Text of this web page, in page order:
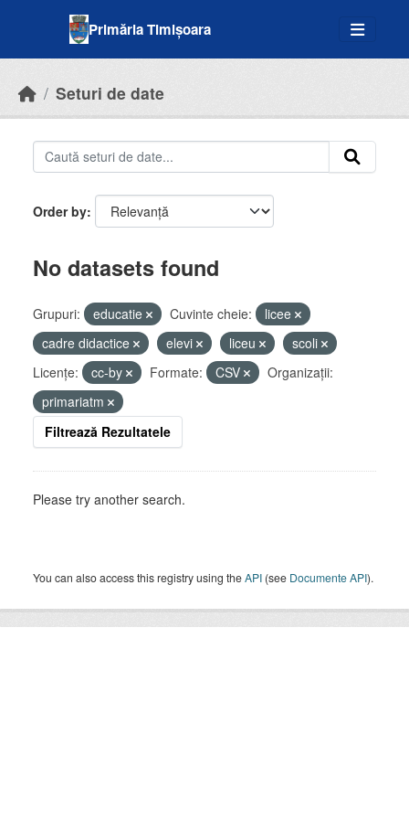
Primăria Timișoara
Seturi de date
Order by
No datasets found
Grupuri: educatie Cuvinte cheie:
licee
cadre didactice
elevi liceu
scoli
Licenţe:
cc-by Formate: CSV
Organizații:
primariatm
Filtrează Rezultatele
Please try another search.
You can also access this registry using theAPI (see Documente API).